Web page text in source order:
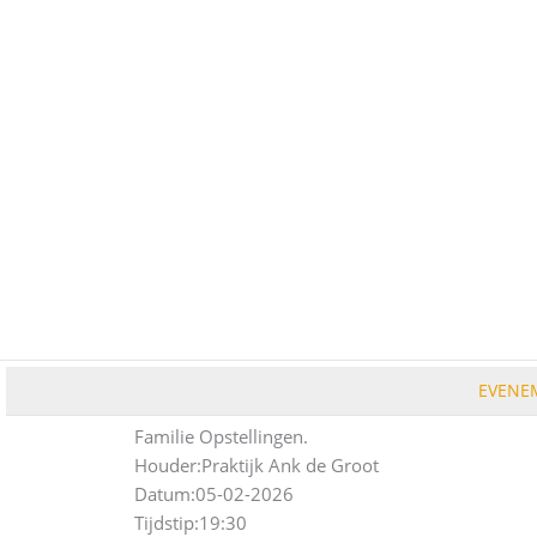
Familie Opstellingen.
Houder:Praktijk Ank de Groot
Datum:05-02-2026
Tijdstip:19:30